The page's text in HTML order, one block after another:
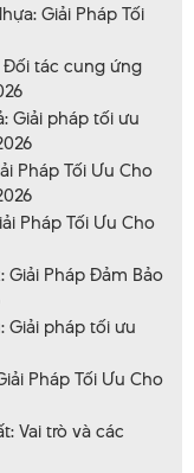
Giải Pháp Tối
Đối tác cung ứng
Giải pháp tối ưu
Pháp Tối Ưu Cho
Pháp Tối Ưu Cho
Giải Pháp Đảm Bảo
Giải pháp tối ưu
Pháp Tối Ưu Cho
Vai trò và các